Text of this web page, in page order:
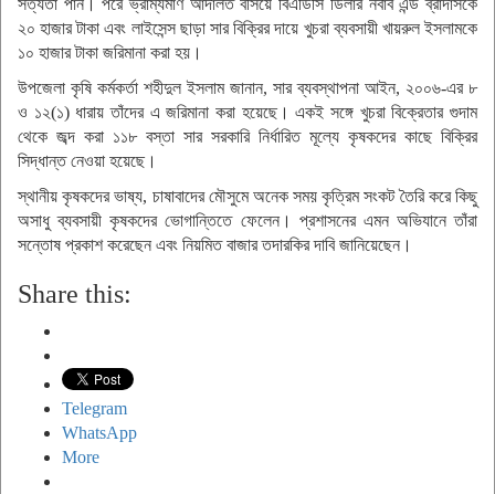
সত্যতা পান। পরে ভ্রাম্যমাণ আদালত বসিয়ে বিএডিসি ডিলার নবাব এন্ড ব্রাদার্সকে
২০ হাজার টাকা এবং লাইসেন্স ছাড়া সার বিক্রির দায়ে খুচরা ব্যবসায়ী খায়রুল ইসলামকে
১০ হাজার টাকা জরিমানা করা হয়।
উপজেলা কৃষি কর্মকর্তা শহীদুল ইসলাম জানান, সার ব্যবস্থাপনা আইন, ২০০৬-এর ৮
ও ১২(১) ধারায় তাঁদের এ জরিমানা করা হয়েছে। একই সঙ্গে খুচরা বিক্রেতার গুদাম
থেকে জব্দ করা ১১৮ বস্তা সার সরকারি নির্ধারিত মূল্যে কৃষকদের কাছে বিক্রির
সিদ্ধান্ত নেওয়া হয়েছে।
স্থানীয় কৃষকদের ভাষ্য, চাষাবাদের মৌসুমে অনেক সময় কৃত্রিম সংকট তৈরি করে কিছু
অসাধু ব্যবসায়ী কৃষকদের ভোগান্তিতে ফেলেন। প্রশাসনের এমন অভিযানে তাঁরা
সন্তোষ প্রকাশ করেছেন এবং নিয়মিত বাজার তদারকির দাবি জানিয়েছেন।
Share this:
Telegram
WhatsApp
More